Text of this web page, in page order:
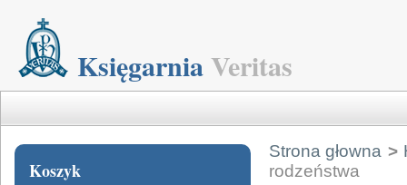
KsięgarniaVeritas
Koszyk
Strona głowna >
rodzeństwa